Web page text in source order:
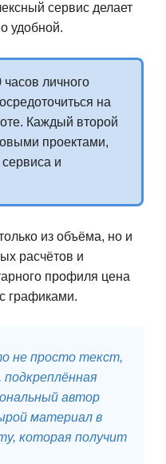
сервис делает
удобной.
часов личного
на
Каждый второй
проектами,
и
из объёма, но и
расчётов и
профиля цена
графиками.
не просто текст,
автор
материал в
которая получит